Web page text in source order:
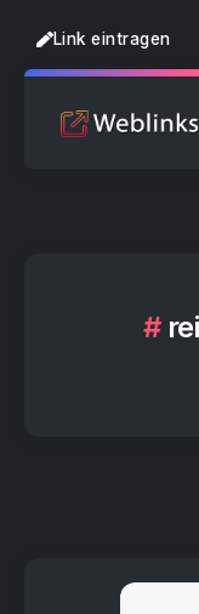
Link eintragen